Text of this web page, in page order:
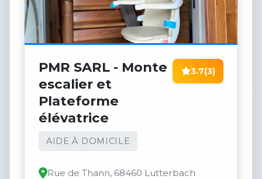
PMR SARL - Monte
escalier et
Plateforme
élévatrice
AIDE À DOMICILE
3.7(3)
Rue de Thann, 68460 Lutterbach